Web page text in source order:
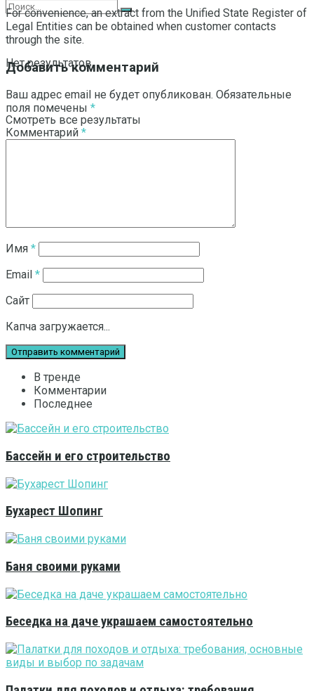
Нет результатов
Смотреть все результаты
For convenience, an extract from the Unified State Register of
Legal Entities can be obtained when customer contacts
through the site.
Добавить комментарий
Ваш адрес email не будет опубликован. Обязательные
поля помечены *
Комментарий *
Имя *
Email *
Сайт
Капча загружается...
В тренде
Комментарии
Последнее
Бассейн и его строительство
Бухарест Шопинг
Баня своими руками
Беседка на даче украшаем самостоятельно